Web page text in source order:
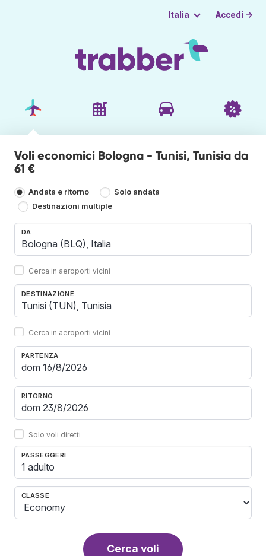
Italia Accedi →
Voli economici Bologna - Tunisi, Tunisia da
61 €
Andata e ritorno
Solo andata
Destinazioni multiple
DA
Cerca in aeroporti vicini
DESTINAZIONE
Cerca in aeroporti vicini
PARTENZA
RITORNO
Solo voli diretti
PASSEGGERI
1 adulto
CLASSE
Cerca voli